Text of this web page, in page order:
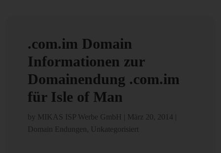
.com.im Domain
Informationen zur
Domainendung .com.im
für Isle of Man
by MIKAS ISP Werbe GmbH März 20, 2014
Domain Endungen, Unkategorisiert